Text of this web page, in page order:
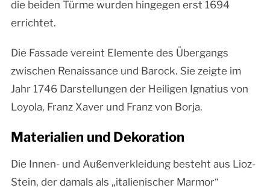
die beiden Türme wurden hingegen erst 1694
errichtet.
Die Fassade vereint Elemente des Übergangs
zwischen Renaissance und Barock. Sie zeigte im
Jahr 1746 Darstellungen der Heiligen Ignatius von
Loyola, Franz Xaver und Franz von Borja.
Materialien und Dekoration
Die Innen- und Außenverkleidung besteht aus Lioz-
Stein, der damals als „italienischer Marmor“